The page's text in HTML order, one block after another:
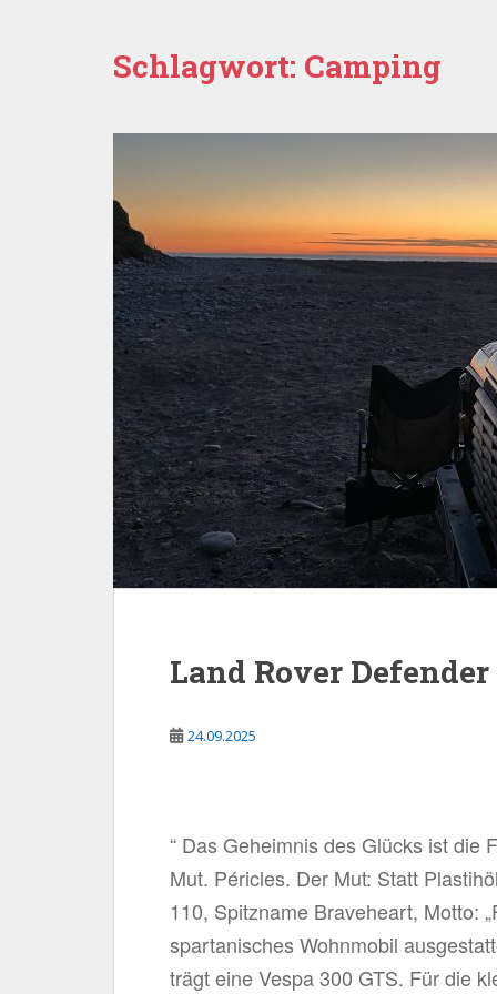
Schlagwort: Camping
Land Rover
24.09.2025
“ Das Geheimnis des Glücks ist die
Mut. Péricles. Der Mut: Statt
110, Spitzname Braveheart, Motto:
spartanisches Wohnmobil
trägt eine Vespa 300 GTS. Für die